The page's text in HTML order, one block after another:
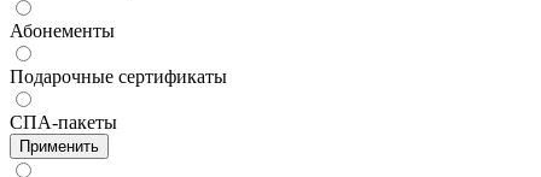
Абонементы
Подарочные сертификаты
СПА-пакеты
Применить